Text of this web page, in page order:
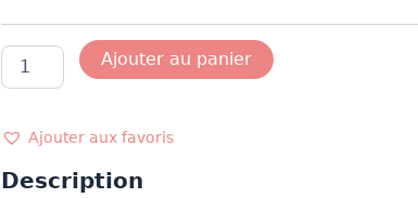
quantité
SHORT
HOMME
Ajouter au panier
Ajouter aux favoris
Description